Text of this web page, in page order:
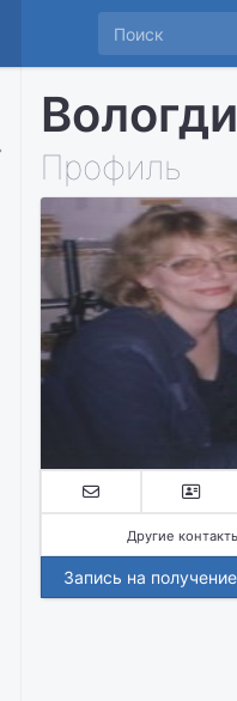
Профиль
Другие
Запись на